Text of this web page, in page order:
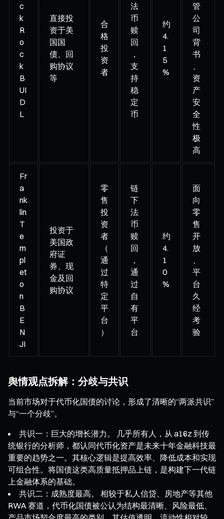
c
k
R
o
c
k
B
UI
D
L
直接投
资于美
国国
债、回
购协议
等
合
格
投
资
者
法
币
赎
回
，
支
持
稳
定
币
约
4.
1
5
%
管
公
司
背
书
资
产
安
全
性
极
高
Fr
a
nk
lin
T
e
m
pl
et
o
n
B
E
N
JI
投资于
美国政
府证
券、现
金及回
购协议
零
售
投
资
者
（
通
过
特
定
平
台
）
链
下
法
币
赎
回
，
通
过
自
有
平
台
约
4.
1
0
%
面
向
零
售
开
放
平
台
久
经
考
验
舆情观点拆解：分歧与共识
当前市场对于代币化国债的讨论，形成了清晰的“两派共识”
与“一个分歧”。
共识一：巨大的增长潜力。 几乎所有人，从 a16z 到传
统银行的分析师，都认同代币化资产是未来十年金融科技最
重要的趋势之一。其核心逻辑是提高效率、降低成本和实现
可组合性。将国债这类高质量抵押品上链，是构建下一代链
上金融体系的基础。
共识二：成熟度最高。 相较于私人信贷、房地产等其他
RWA 赛道，代币化国债被公认为结构最清晰、风险最低、